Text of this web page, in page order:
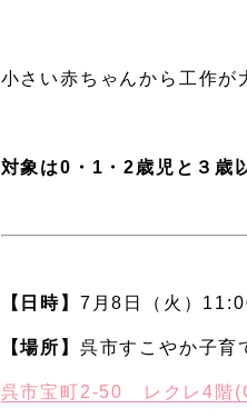
小さい赤ちゃんから工作が
対象は0・1・2歳児と３歳
【日時】 7月8日（火）
【場所】 呉市すこやか子
呉市宝町2-50 レクレ4階